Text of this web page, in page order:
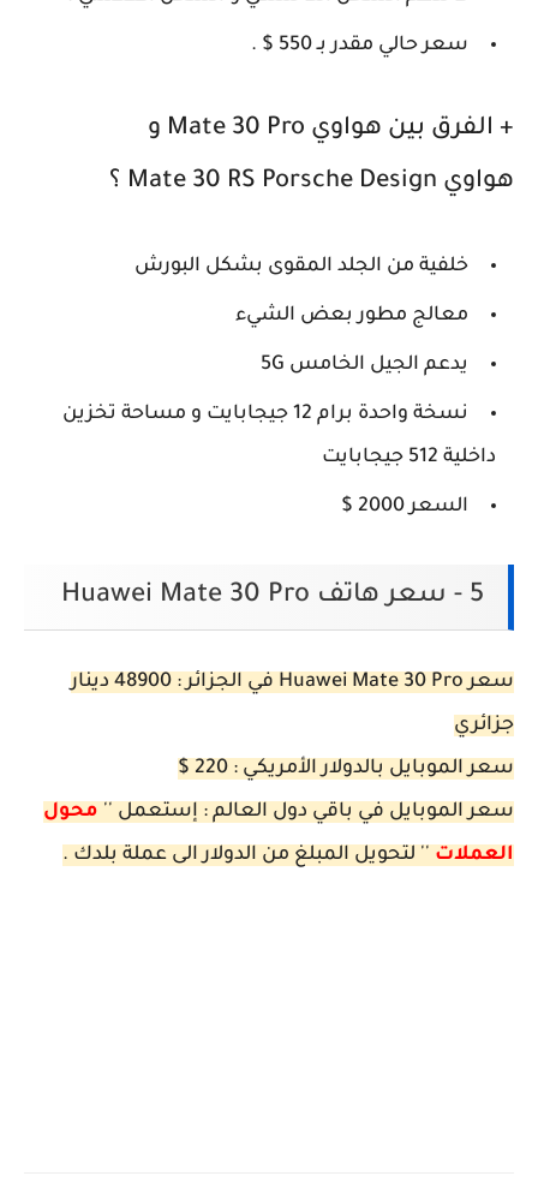
سعر حالي مقدر بـ 550 $ .
+ الفرق بين هواوي Mate 30 Pro و
هواوي Mate 30 RS Porsche Design ؟
خلفية من الجلد المقوى بشكل البورش
معالج مطور بعض الشيء
يدعم الجيل الخامس 5G
نسخة واحدة برام 12 جيجابايت و مساحة تخزين
داخلية 512 جيجابايت
السعر 2000 $
5 - سعر هاتف Huawei Mate 30 Pro
سعر Huawei Mate 30 Pro في الجزائر : 48900 دينار
جزائري
سعر الموبايل بالدولار الأمريكي : 220 $
سعر الموبايل في باقي دول العالم : إستعمل '' محول
العملات '' لتحويل المبلغ من الدولار الى عملة بلدك .